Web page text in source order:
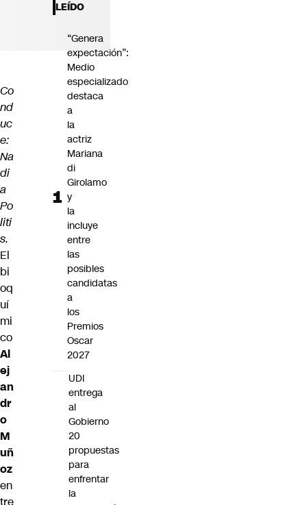
Co
nd
uc
e:
Na
di
a
Po
liti
s.
El
bi
oq
uí
mi
co
Al
ej
an
dr
o
M
uñ
oz
en
tre
LEÍDO
“Genera
expectación”:
Medio
especializado
destaca
a
la
actriz
Mariana
di
Girolamo
y
la
incluye
entre
las
posibles
candidatas
a
los
Premios
Oscar
2027
UDI
entrega
al
Gobierno
20
propuestas
para
enfrentar
la